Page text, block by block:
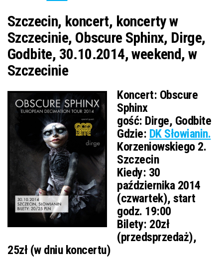
Szczecin, koncert, koncerty w
Szczecinie, Obscure Sphinx, Dirge,
Godbite, 30.10.2014, weekend, w
Szczecinie
Koncert: Obscure
Sphinx
gość: Dirge, Godbite
Gdzie: DK Słowianin.
Korzeniowskiego 2.
Szczecin
Kiedy: 30
października 2014
(czwartek), start
godz. 19:00
Bilety: 20zł
(przedsprzedaż),
25zł (w dniu koncertu)